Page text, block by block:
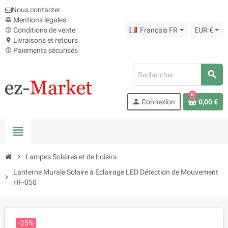
Nous contacter
card_giftcard Mentions légales
help_outline Conditions de vente
location_on Livraisons et retours
help_outline Paiements sécurisés
Français FR EUR €
search
person Connexion
0
0,00 €
view_headline
chevron_right Lampes Solaires et de Loisirs
chevron_right
Lanterne Murale Solaire à Eclairage LED Détection de Mouvement
HF-050
-25%